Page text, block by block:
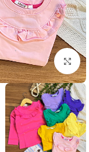
بزرگنمایی تصویر